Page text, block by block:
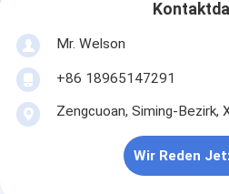
Mr. Welson
+86 18965147291
Zengcuoan, Siming-Bezirk,
Wir Reden